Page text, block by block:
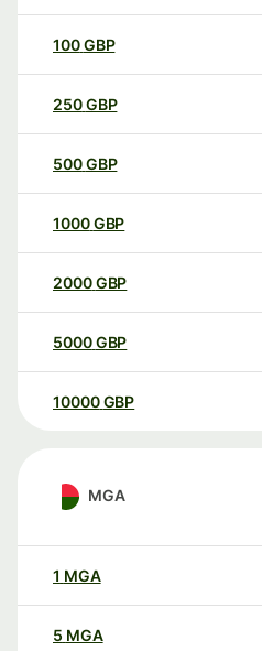
100GBP
250GBP
500GBP
1000GBP
2000GBP
5000GBP
10000 GBP
MGA
1 MGA
5 MGA